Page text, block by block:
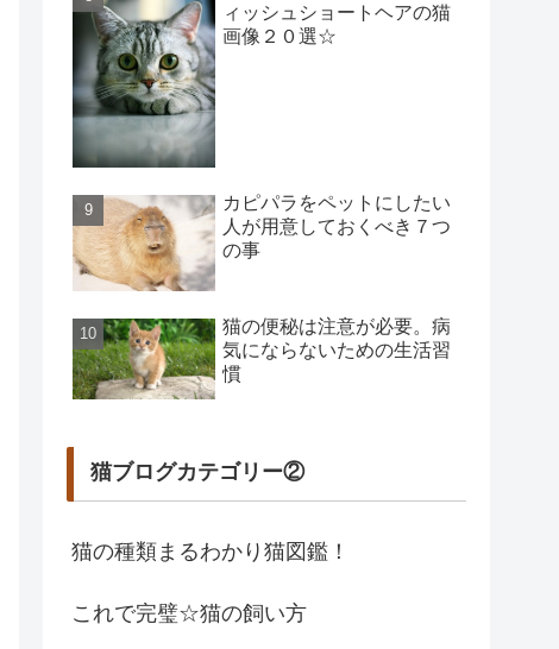
ィッシュショートヘアの猫
画像２０選☆
カピパラをペットにしたい
人が用意しておくべき７つ
の事
猫の便秘は注意が必要。病
気にならないための生活習
慣
猫ブログカテゴリー②
猫の種類まるわかり猫図鑑！
これで完璧☆猫の飼い方